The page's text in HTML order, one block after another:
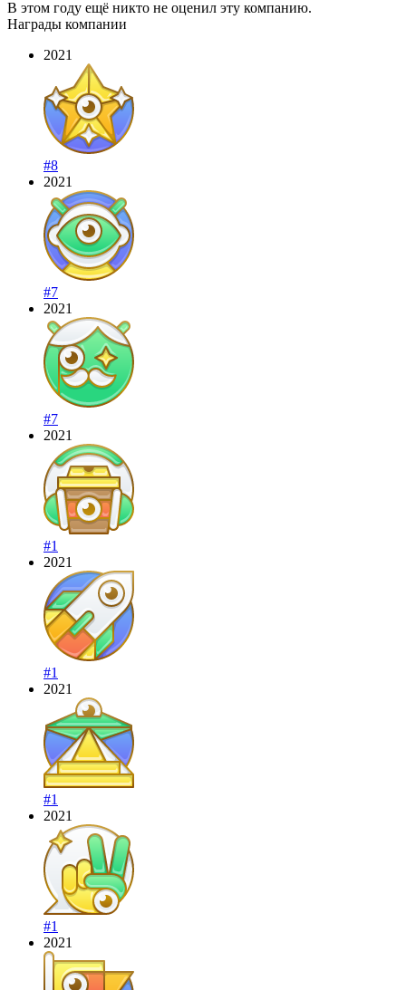
В этом году ещё никто не оценил эту компанию.
Награды компании
2021
#8
2021
#7
2021
#7
2021
#1
2021
#1
2021
#1
2021
#1
2021